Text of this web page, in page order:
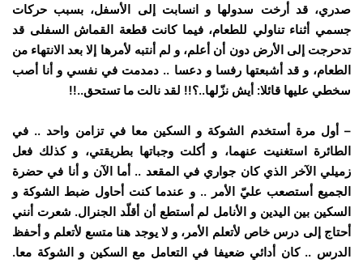
صدري، قد أرخت سدولها و انسابت إلى الأسفل، بسبب حركات
جسمي أثناء تناولي للطعام، فيما كانت قطعة القماش السفلى قد
تدحرجت إلى الأرض دون أن أعلم، و لم أنتبه لأمرها إلا بعد الانتهاء من
الطعام، و قد أشبعتها رفسا و دعسا .. دمدمت في نفسي و أنا أصب
سخطي عليها قائلا: أيش نزّلها..؟!! لقد نالت ما تستحق..!!
– أول مرة أستخدم الشوكة و السكين معا في تزامن واحد .. في
الطائرة استغنيت عنهما، و أكلت وجباتها بطريقتي، و كذلك فعل
زميلي الآخر الذي كان جواري في المقعد .. أما الآن و أنا في حضرة
الجميع أستصعب عليّ الأمر .. و عندما كنت أحاول ضبط الشوكة و
السكين بين اليدين و الأنامل لم أستطع أن أقلّد الجنرال. شعرت أنني
أحتاج إلى درس خاص لأتعلم الأمر، و لا يوجد هنا متسع لأتعلم و أحفظ
الدرس .. كان أدائي ضعيفا في التعامل مع السكين و الشوكة معا.